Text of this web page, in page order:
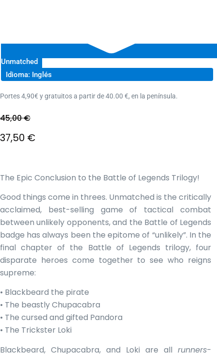
Unmatched
Idioma: Inglés
Portes 4,90€ y gratuitos a partir de 40.00 €, en la península.
45,00€
El
original
era:
45,00 €.
37,50 €
precio
actual
es:
37,50 €.
The Epic Conclusion to the Battle of Legends Trilogy!
Good things come in threes. Unmatched is the critically
acclaimed, best-selling game of tactical combat
between unlikely opponents, and the Battle of Legends
badge has always been the epitome of “unlikely”. In the
final chapter of the Battle of Legends trilogy, four
disparate heroes come together to see who reigns
supreme:
• Blackbeard the pirate
• The beastly Chupacabra
• The cursed and gifted Pandora
• The Trickster Loki
Blackbeard, Chupacabra, and Loki are all runners-